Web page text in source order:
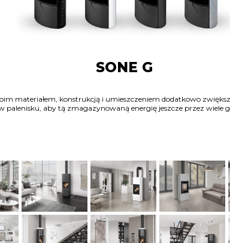
SONE G
materiałem, konstrukcją i umieszczeniem dodatkowo
palenisku, aby tą zmagazynowaną energię jeszcze przez